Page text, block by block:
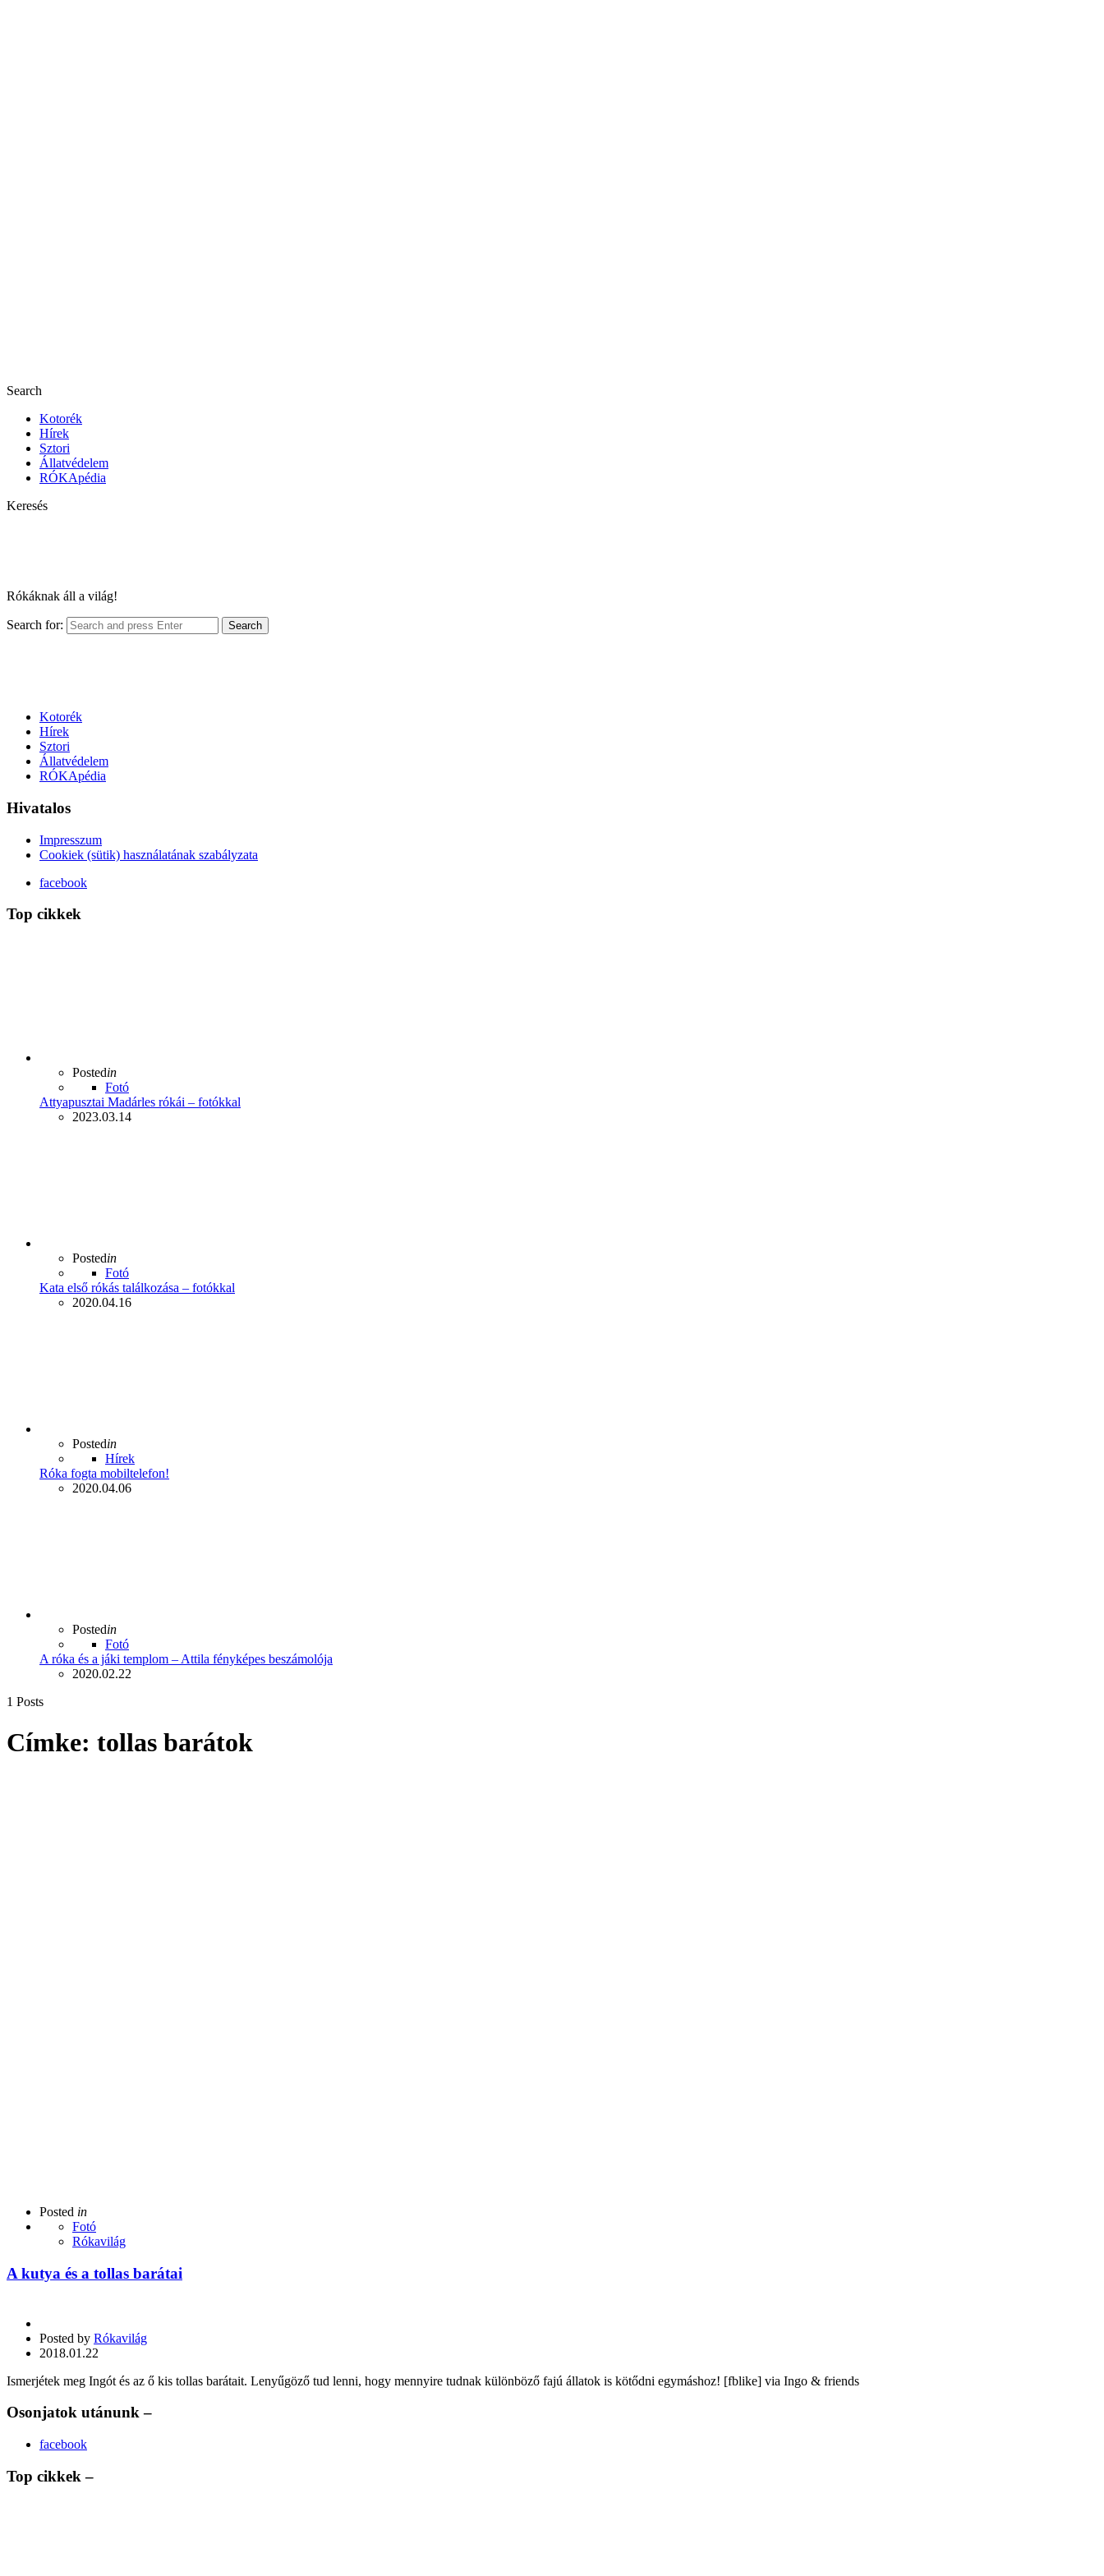
Search
Kotorék
Hírek
Sztori
Állatvédelem
RÓKApédia
Keresés
Rókáknak áll a világ!
Search for: Search
Kotorék
Hírek
Sztori
Állatvédelem
RÓKApédia
Hivatalos
Impresszum
Cookiek (sütik) használatának szabályzata
facebook
Top cikkek
Postedin
Fotó
Attyapusztai Madárles rókái – fotókkal
2023.03.14
Postedin
Fotó
Kata első rókás találkozása – fotókkal
2020.04.16
Postedin
Hírek
Róka fogta mobiltelefon!
2020.04.06
Postedin
Fotó
A róka és a jáki templom – Attila fényképes beszámolója
2020.02.22
1 Posts
Címke: tollas barátok
Posted in
Fotó
Rókavilág
A kutya és a tollas barátai
Posted by Rókavilág
2018.01.22
Ismerjétek meg Ingót és az ő kis tollas barátait. Lenyűgöző tud lenni, hogy mennyire tudnak különböző fajú állatok is kötődni egymáshoz! [fblike] via Ingo & friends
Osonjatok utánunk –
facebook
Top cikkek –